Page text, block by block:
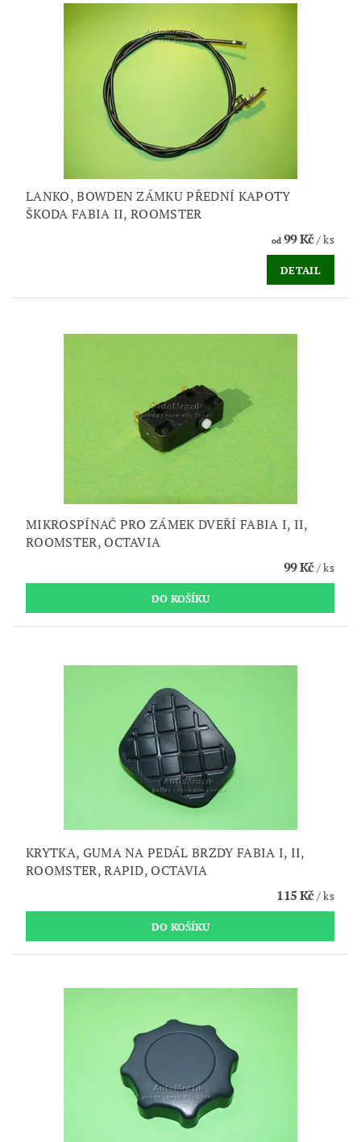
LANKO, BOWDEN ZÁMKU PŘEDNÍ KAPOTY
ŠKODA FABIA II, ROOMSTER
od99 Kč/ ks
DETAIL
MIKROSPÍNAČ PRO ZÁMEK DVEŘÍ FABIA I, II,
ROOMSTER, OCTAVIA
99 Kč/ ks
KRYTKA, GUMA NA PEDÁL BRZDY FABIA I, II,
ROOMSTER, RAPID, OCTAVIA
115 Kč/ ks